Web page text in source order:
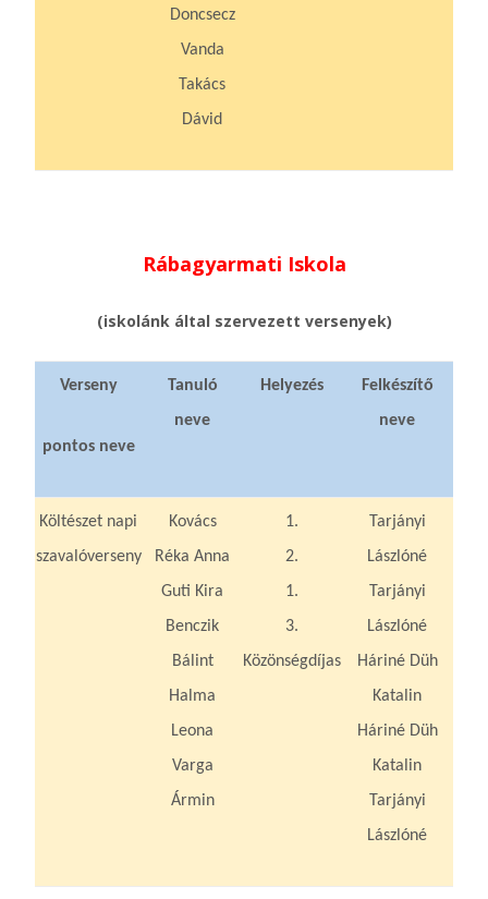
Doncsecz
Vanda
Takács
Dávid
Rábagyarmati Iskola
(iskolánk által szervezett versenyek)
Verseny
pontos neve
Tanuló
neve
Helyezés
Felkészítő
neve
Költészet napi
szavalóverseny
Kovács
Réka Anna
Guti Kira
Benczik
Bálint
Halma
Leona
Varga
Ármin
1.
2.
1.
3.
Közönségdíjas
Tarjányi
Lászlóné
Tarjányi
Lászlóné
Háriné Düh
Katalin
Háriné Düh
Katalin
Tarjányi
Lászlóné